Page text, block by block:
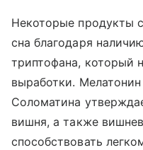
Некоторые продукты
сна благодаря
триптофана, который
выработки.
Соломатина
вишня, а также
способствовать